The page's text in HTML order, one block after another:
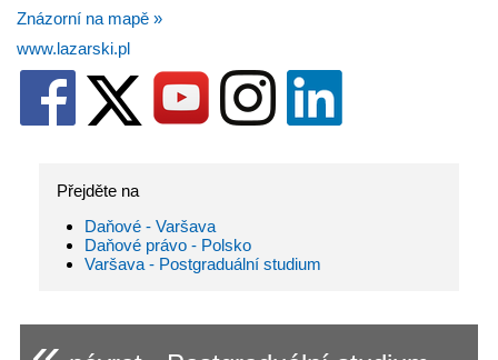
Znázorní na mapě »
www.lazarski.pl
Přejděte na
Daňové - Varšava
Daňové právo - Polsko
Varšava - Postgraduální studium